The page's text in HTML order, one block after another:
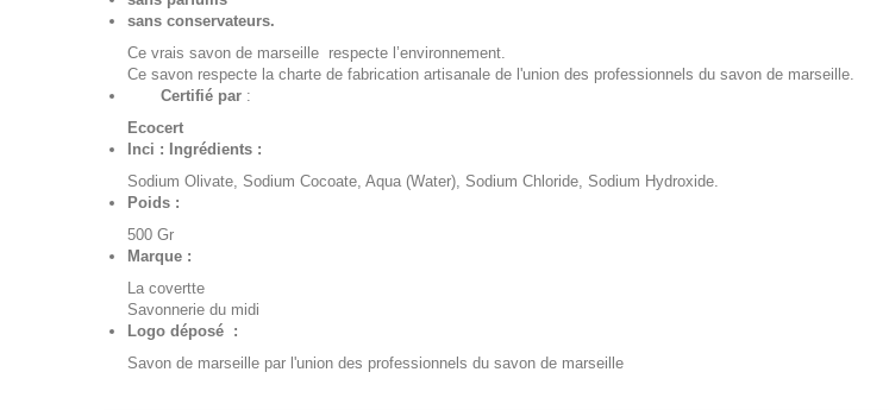
sans conservateurs.
Ce vrais savon de marseille respecte l’environnement.
Ce savon respecte la charte de fabrication artisanale de l'union des professionnels du savon de marseille.
Certifié par :
Ecocert
Inci : Ingrédients :
Sodium Olivate, Sodium Cocoate, Aqua (Water), Sodium Chloride, Sodium Hydroxide.
Poids :
500 Gr
Marque :
La covertte
Savonnerie du midi
Logo déposé :
Savon de marseille par l'union des professionnels du savon de marseille